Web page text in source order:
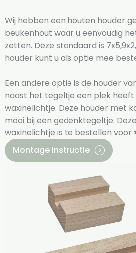
Wij hebben een houten houder
beukenhout waar u eenvoudig
zetten. Deze standaard is
houder kunt u als optie mee
Een andere optie is de houder
naast het tegeltje een plek heeft
waxinelichtje. Deze houder met
mooi bij een gedenktegeltje.
waxinelichtje is te bestellen voor
Montage instructie